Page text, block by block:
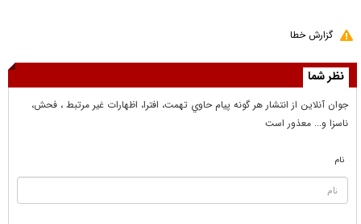
گزارش خطا
نظر شما
جوان آنلاين از انتشار هر گونه پيام حاوي تهمت، افترا، اظهارات غير مرتبط ، فحش،
ناسزا و... معذور است
نام